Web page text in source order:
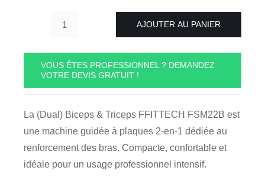
quantité
(Dual)
Biceps
FSM22B
AJOUTER AU PANIER
VOUS ÊTES PROFESSIONNEL ? DEMANDEZ
VOTRE DEVIS GRATUIT !
La (Dual) Biceps & Triceps FFITTECH FSM22B est
une machine guidée à plaques 2-en-1 dédiée au
renforcement des bras. Compacte, confortable et
idéale pour un usage professionnel intensif.